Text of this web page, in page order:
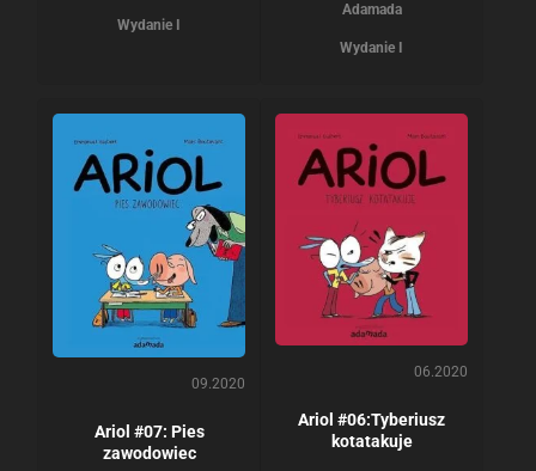
Wydanie I
Adamada
Wydanie I
09.2020
Ariol #07: Pies
zawodowiec
06.2020
Ariol #06:Tyberiusz
kotatakuje